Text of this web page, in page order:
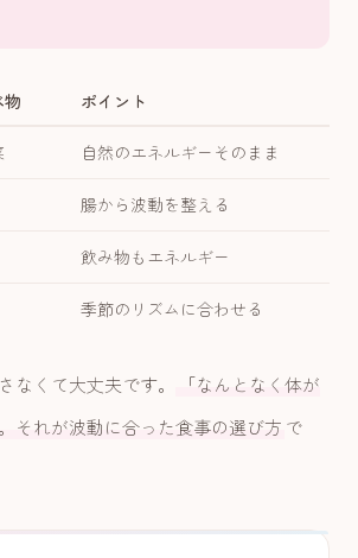
ポイント
自然のエネルギーそのまま
腸から波動を整える
飲み物もエネルギー
季節のリズムに合わせる
なくて大丈夫です。
「なんとなく体が
それが波動に合った食事の選び方 で